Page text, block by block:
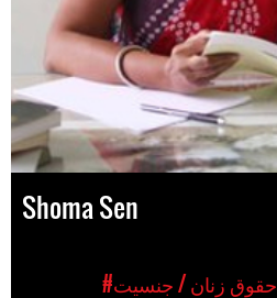
Shoma Sen
#حقوق زنان / جنسیت